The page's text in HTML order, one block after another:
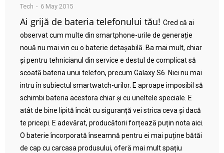
Tech 6 May 2015
Ai grijă de bateria telefonului tău! Cred că ai
observat cum multe din smartphone-urile de generație
nouă nu mai vin cu o baterie detașabilă. Ba mai mult, chiar
și pentru tehnicianul din service e destul de complicat să
scoată bateria unui telefon, precum Galaxy S6. Nici nu mai
intru în subiectul smartwatch-urilor. E aproape imposibil să
schimbi bateria acestora chiar și cu uneltele speciale. E
atât de bine lipită încât cu siguranță vei strica ceva și dacă
te pricepi. E adevărat, producătorii forțează puțin nota aici.
O baterie încorporată înseamnă pentru ei mai puține bătăi
de cap cu carcasa produsului, oferă mai mult spațiu